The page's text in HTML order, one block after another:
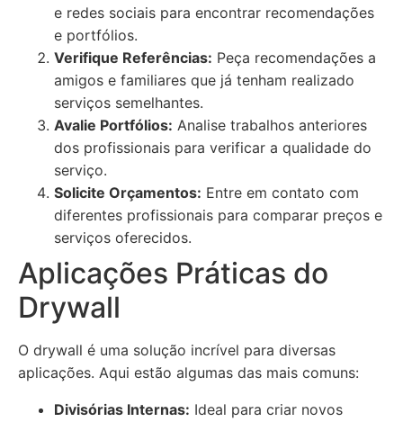
e redes sociais para encontrar recomendações
e portfólios.
Verifique Referências: Peça recomendações a
amigos e familiares que já tenham realizado
serviços semelhantes.
Avalie Portfólios: Analise trabalhos anteriores
dos profissionais para verificar a qualidade do
serviço.
Solicite Orçamentos: Entre em contato com
diferentes profissionais para comparar preços e
serviços oferecidos.
Aplicações Práticas do
Drywall
O drywall é uma solução incrível para diversas
aplicações. Aqui estão algumas das mais comuns:
Divisórias Internas: Ideal para criar novos